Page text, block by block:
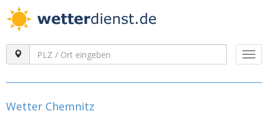
Wetter Chemnitz